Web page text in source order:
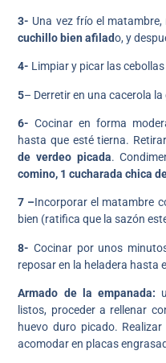
3- Una vez frío el
cuchillo bien afilado, y
4- Limpiar y picar las cebollas
5– Derretir en una cacerola
6- Cocinar en forma
hasta que esté tierna.
de verdeo picada.
comino, 1 cucharada chica
7 –Incorporar el matambre
bien (ratifica que la sazón
8- Cocinar por unos
reposar en la heladera hasta
Armado de la empanada:
listos, proceder a rellenar
huevo duro picado.
acomodar en placas